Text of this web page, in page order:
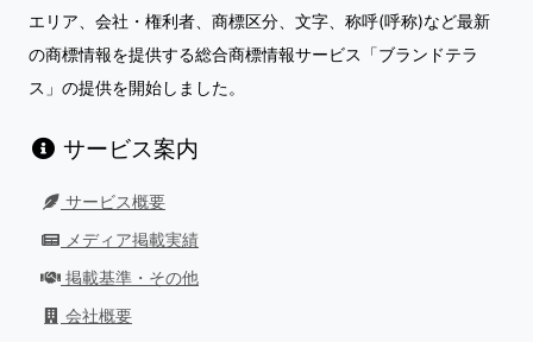
エリア、会社・権利者、商標区分、文字、称呼(呼称)など最新
の商標情報を提供する総合商標情報サービス「ブランドテラ
ス」の提供を開始しました。
サービス案内
サービス概要
メディア掲載実績
掲載基準・その他
会社概要